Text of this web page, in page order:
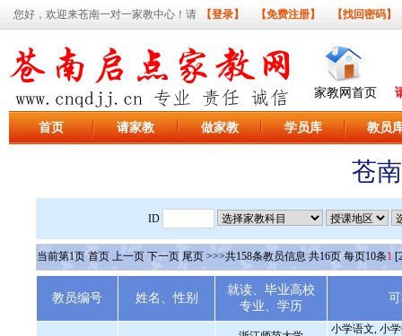
您好，欢迎来苍南一对一家教中心！请 【登录】 【免费注册】 【找回密码】
家教网首页
首页 请家教 做家教 学员库 教员
苍
ID
当前第1页 首页 上一页 下一页 尾页 >>>共158条教员信息 共16页 每页10条1
教员编号 姓名、性别
就读、毕业高校
专业、学历
小学语文, 小